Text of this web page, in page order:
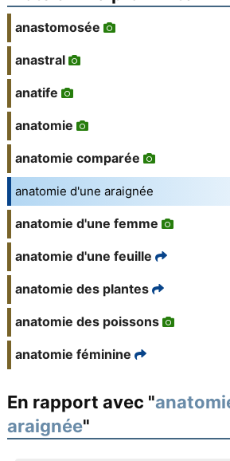
anastomosée
anastral
anatife
anatomie
anatomie comparée
anatomie d'une araignée
anatomie d'une femme
anatomie d'une feuille
anatomie des plantes
anatomie des poissons
anatomie féminine
En rapport avec "
araignée"